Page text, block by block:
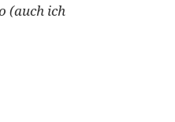
(auch ich